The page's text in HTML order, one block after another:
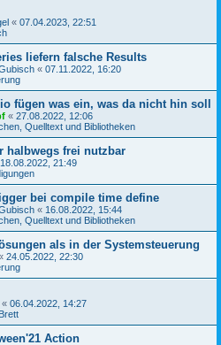
« 07.04.2023, 22:51
liefern falsche Results
« 07.11.2022, 16:20
fügen was ein, was da nicht hin soll
« 27.08.2022, 12:06
Quelltext und Bibliotheken
halbwegs frei nutzbar
18.08.2022, 21:49
bei compile time define
« 16.08.2022, 15:44
Quelltext und Bibliotheken
als in der Systemsteuerung
24.05.2022, 22:30
« 06.04.2022, 14:27
Action